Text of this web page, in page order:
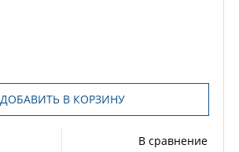
ДОБАВИТЬ В КОРЗИНУ
В сравнение